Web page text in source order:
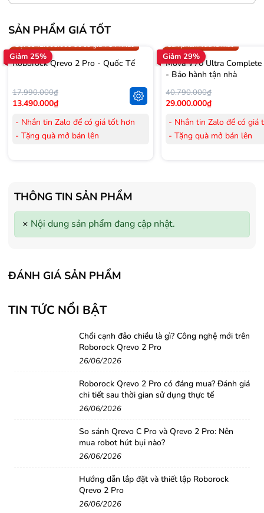
SẢN PHẨM GIÁ TỐT
Giảm 25%
Trợ giá 300.000đ
Gọi 0942.008.009 để có giá TỐT nhất
Roborock Qrevo 2 Pro - Quốc Tế
17.990.000₫
13.490.000₫
- Nhắn tin Zalo để có giá tốt hơn
- Tặng quà mở bán lên
- Tặng Voucher trị giá
150.000đ
mua Máy lọc Không khí
- Cam kết hàng mới 100%.
- Lắp đặt, HDSD tại nhà nội thành
- Bảo hành 24 tháng chính hãng
Giảm 29%
Sản phẩm vừa ra mắt
Mova V70 Ultra
- Bảo hành tận nhà
40.790.000₫
29.000.000₫
- Nhắn tin Zalo để có giá
- Tặng quà mở bán lên
- Cam kết hàng mới
- Lắp đặt, HDSD tại nhà
THÔNG TIN SẢN PHẨM
× Nội dung sản phẩm đang cập nhật.
ĐÁNH GIÁ SẢN PHẨM
TIN TỨC NỔI BẬT
Chổi cạnh đảo chiều là gì? Công nghệ mới trên
Roborock Qrevo 2 Pro
26/06/2026
Roborock Qrevo 2 Pro có đáng mua? Đánh giá
chi tiết sau thời gian sử dụng thực tế
26/06/2026
So sánh Qrevo C Pro và Qrevo 2 Pro: Nên
mua robot hút bụi nào?
26/06/2026
Hướng dẫn lắp đặt và thiết lập Roborock
Qrevo 2 Pro
26/06/2026